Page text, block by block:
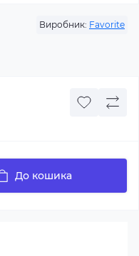
Виробник: Favorite
До кошика